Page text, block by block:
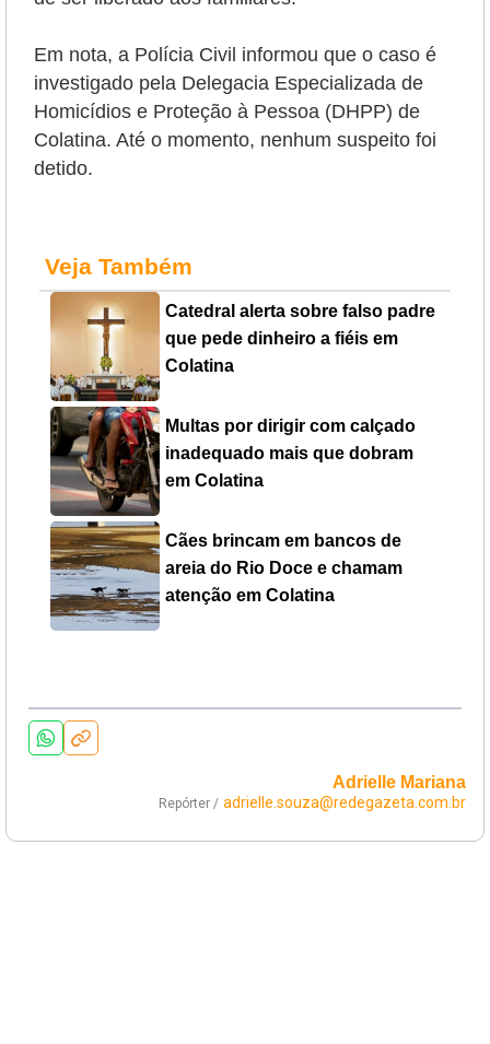
Em nota, a Polícia Civil informou que o caso é
investigado pela Delegacia Especializada de
Homicídios e Proteção à Pessoa (DHPP) de
Colatina. Até o momento, nenhum suspeito foi
detido.
Veja Também
Catedral alerta sobre falso padre
que pede dinheiro a fiéis em
Colatina
Multas por dirigir com calçado
inadequado mais que dobram
em Colatina
Cães brincam em bancos de
areia do Rio Doce e chamam
atenção em Colatina
Adrielle Mariana
Repórter / adrielle.souza@redegazeta.com.br